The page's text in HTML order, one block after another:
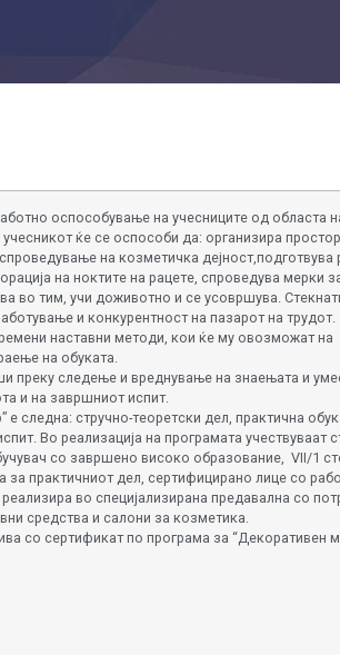
оспособување на учесниците од областа
ќе се оспособи да: организира
на козметичка дејност,подготвува
на ноктите на рацете, спроведува мерки
во тим, учи доживотно и се усовршува.
и конкурентност на пазарот на трудот.
наставни методи, кои ќе му овозможат на
на обуката.
преку следење и вреднување на знаењата и
и на завршниот испит.
следна: стручно-теоретски дел, практична
Во реализација на програмата учествуваат
со завршено високо образование, VII/1
практичниот дел, сертифицирано лице со
во специјализирана предавална со
средства и салони за козметика.
со сертификат по програма за “Декоративен